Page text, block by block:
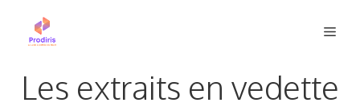
Les extraits en vedette